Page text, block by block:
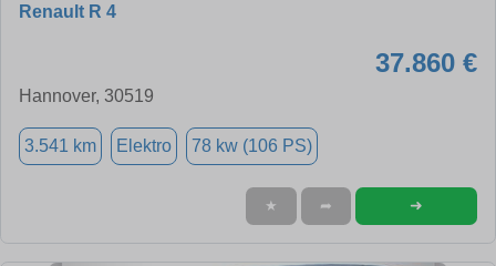
Renault R 4
37.860 €
Hannover, 30519
3.541 km Elektro 78 kw (106 PS)
★ ➦ ➜